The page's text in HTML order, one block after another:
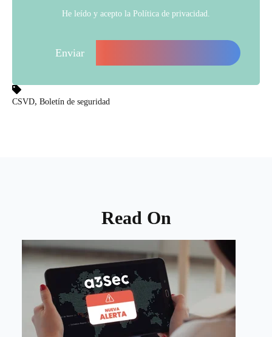
He leído y acepto la Política de privacidad
CSVD, Boletín de seguridad
Read On